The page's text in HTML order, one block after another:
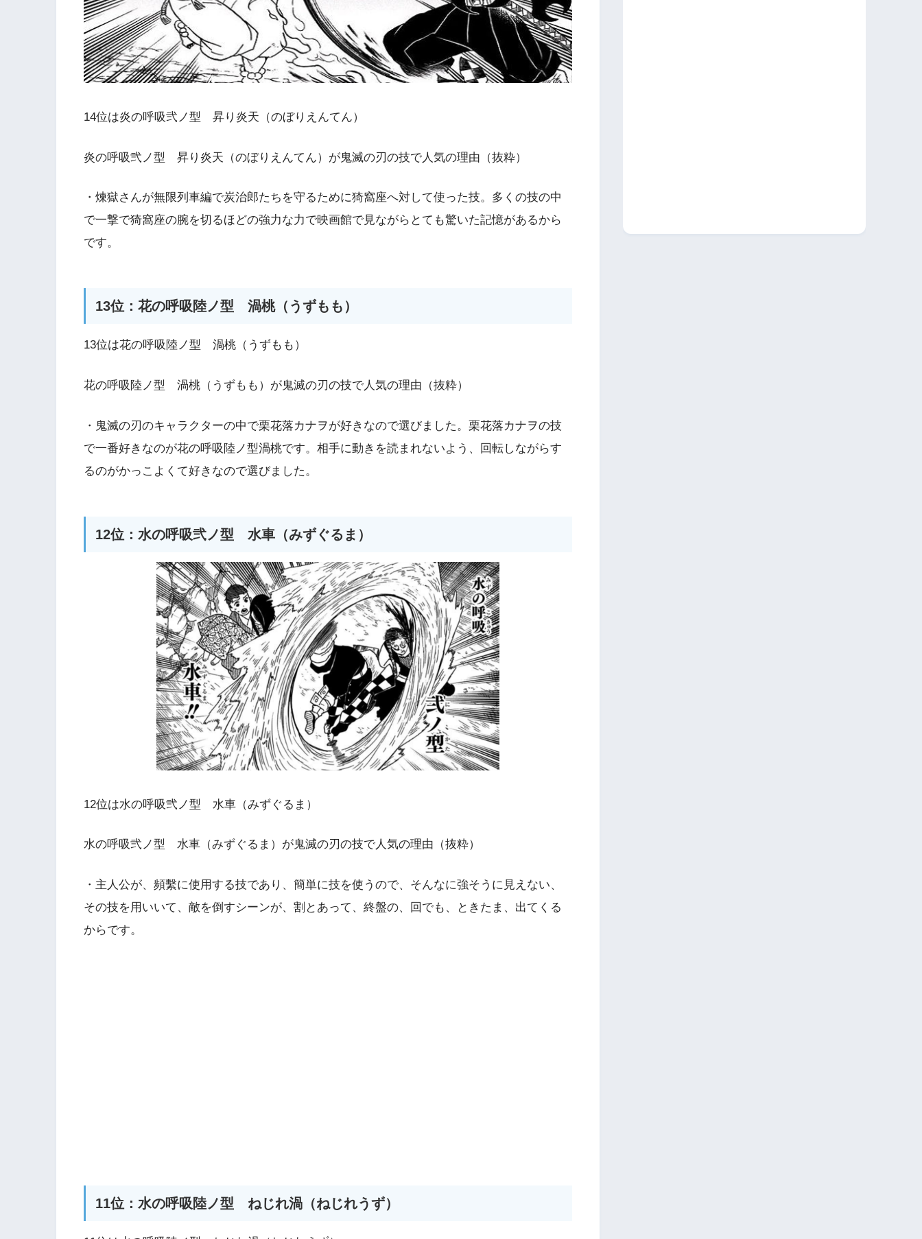
14位は炎の呼吸弐ノ型 昇り炎天（のぼりえんてん）
炎の呼吸弐ノ型 昇り炎天（のぼりえんてん）が鬼滅の刃の技で人気の理由（抜粋）
・煉獄さんが無限列車編で炭治郎たちを守るために猗窩座へ対して使った技。多くの技の中
で一撃で猗窩座の腕を切るほどの強力な力で映画館で見ながらとても驚いた記憶があるから
です。
13位：花の呼吸陸ノ型 渦桃（うずもも）
13位は花の呼吸陸ノ型 渦桃（うずもも）
花の呼吸陸ノ型 渦桃（うずもも）が鬼滅の刃の技で人気の理由（抜粋）
・鬼滅の刃のキャラクターの中で栗花落カナヲが好きなので選びました。栗花落カナヲの技
で一番好きなのが花の呼吸陸ノ型渦桃です。相手に動きを読まれないよう、回転しながらす
るのがかっこよくて好きなので選びました。
12位：水の呼吸弐ノ型 水車（みずぐるま）
12位は水の呼吸弐ノ型 水車（みずぐるま）
水の呼吸弐ノ型 水車（みずぐるま）が鬼滅の刃の技で人気の理由（抜粋）
・主人公が、頻繫に使用する技であり、簡単に技を使うので、そんなに強そうに見えない、
その技を用いいて、敵を倒すシーンが、割とあって、終盤の、回でも、ときたま、出てくる
からです。
11位：水の呼吸陸ノ型 ねじれ渦（ねじれうず）